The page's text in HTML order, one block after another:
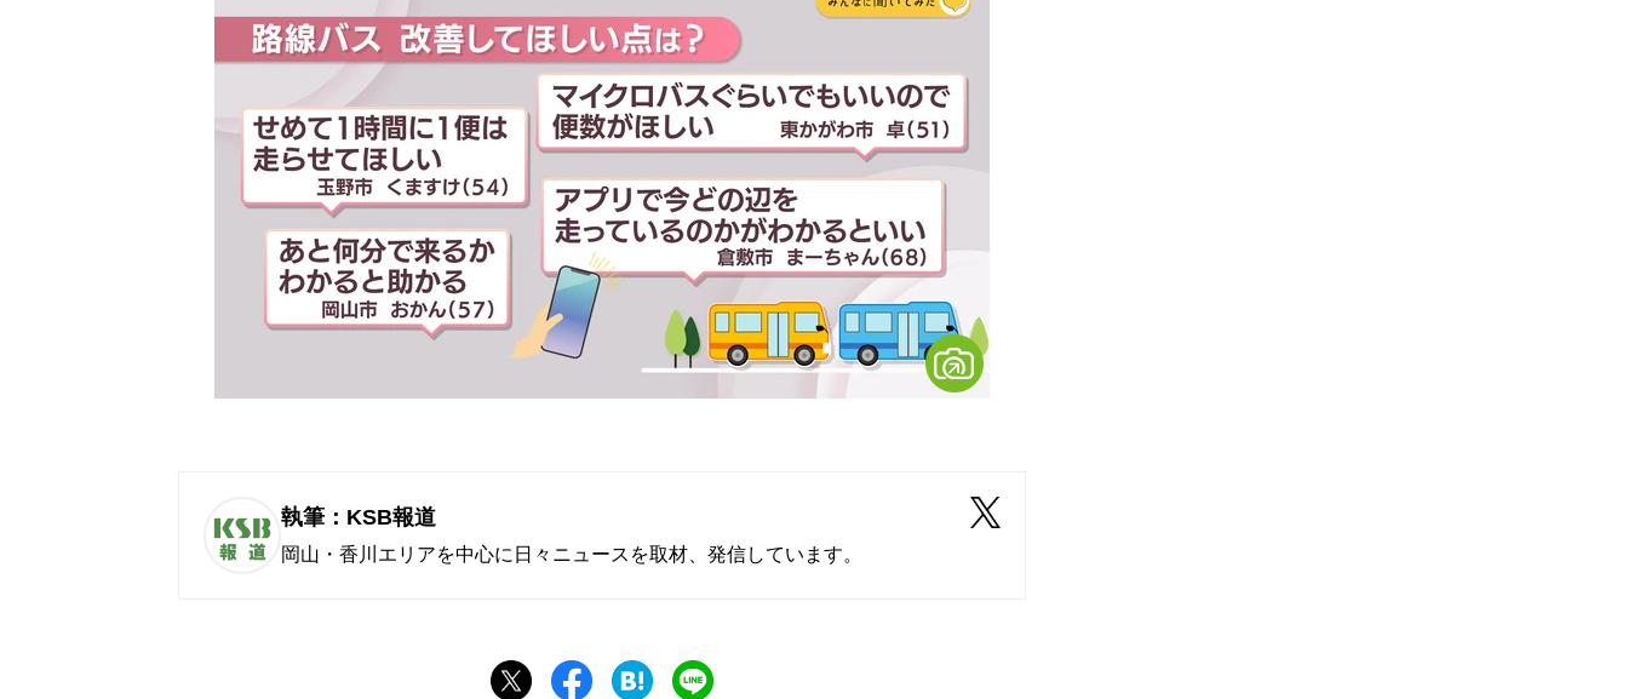
執筆：KSB報道
岡山・香川エリアを中心に日々ニュースを取材、発信しています。